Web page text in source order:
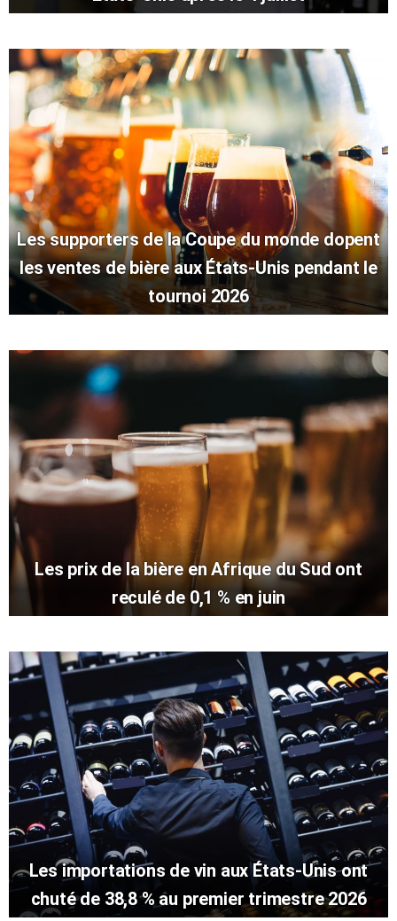
Les supporters de la Coupe du monde dopent
les ventes de bière aux États-Unis pendant le
tournoi 2026
Les prix de la bière en Afrique du Sud ont
reculé de 0,1 % en juin
Les importations de vin aux États-Unis ont
chuté de 38,8 % au premier trimestre 2026